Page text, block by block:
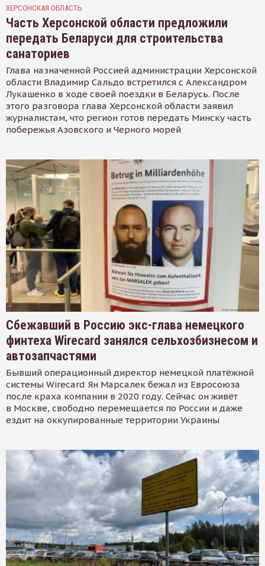
ХЕРСОНСКАЯ ОБЛАСТЬ
Часть Херсонской области предложили
передать Беларуси для строительства
санаториев
Глава назначенной Россией администрации Херсонской
области Владимир Сальдо встретился с Александром
Лукашенко в ходе своей поездки в Беларусь. После
этого разговора глава Херсонской области заявил
журналистам, что регион готов передать Минску часть
побережья Азовского и Черного морей
Сбежавший в Россию экс-глава немецкого
финтеха Wirecard занялся сельхозбизнесом и
автозапчастями
Бывший операционный директор немецкой платёжной
системы Wirecard Ян Марсалек бежал из Евросоюза
после краха компании в 2020 году. Сейчас он живёт
в Москве, свободно перемещается по России и даже
ездит на оккупированные территории Украины